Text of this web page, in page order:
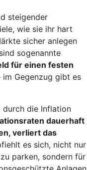
steigender
wie sie ihr hart
sicher anlegen
sogenannte
für einen festen
im Gegenzug gibt es
durch die Inflation
dauerhaft
verliert das
es sich, nicht nur
parken, sondern für